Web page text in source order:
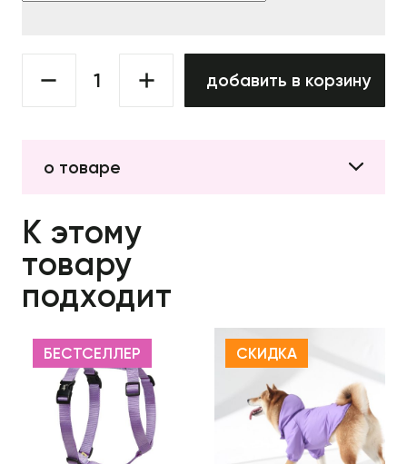
добавить в корзину
о товаре
К этому
товару
подходит
БЕСТСЕЛЛЕР СКИДКА